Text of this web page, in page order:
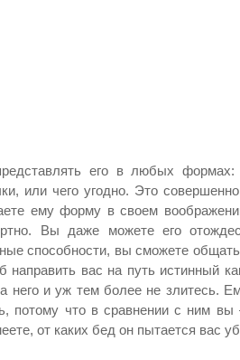
его в любых
или чего угодно. Это
ему форму в своем
Вы даже можете его
способности, вы сможете
направить вас на путь истинный
него и уж тем более не злитесь.
потому что в сравнении с ним
от каких бед он пытается вас